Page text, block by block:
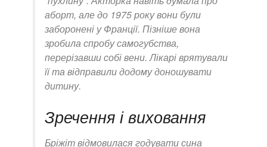
аборт, але до 1975 року вони були
заборонені у Франції. Пізніше вона
зробила спробу самогубства,
перерізавши собі вени. Лікарі врятували
її та відправили додому доношувати
дитину.
Зречення і виховання
Бріжіт відмовилася годувати сина